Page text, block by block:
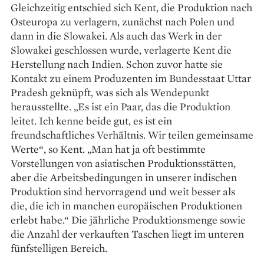
Gleichzeitig entschied sich Kent, die Produktion nach
Osteuropa zu verlagern, zunächst nach Polen und
dann in die Slowakei. Als auch das Werk in der
Slowakei geschlossen wurde, verlagerte Kent die
Herstellung nach Indien. Schon zuvor hatte sie
Kontakt zu einem Produzenten im Bundesstaat Uttar
Pradesh geknüpft, was sich als Wendepunkt
herausstellte. „Es ist ein Paar, das die Produktion
leitet. Ich kenne beide gut, es ist ein
freundschaftliches Verhältnis. Wir teilen gemeinsame
Werte“, so Kent. „Man hat ja oft bestimmte
Vorstellungen von asiatischen Produktionsstätten,
aber die Arbeitsbedingungen in unserer indischen
Produktion sind hervorragend und weit besser als
die, die ich in manchen europäischen Produktionen
erlebt habe.“ Die jährliche Produktionsmenge sowie
die Anzahl der verkauften Taschen liegt im unteren
fünfstelligen Bereich.